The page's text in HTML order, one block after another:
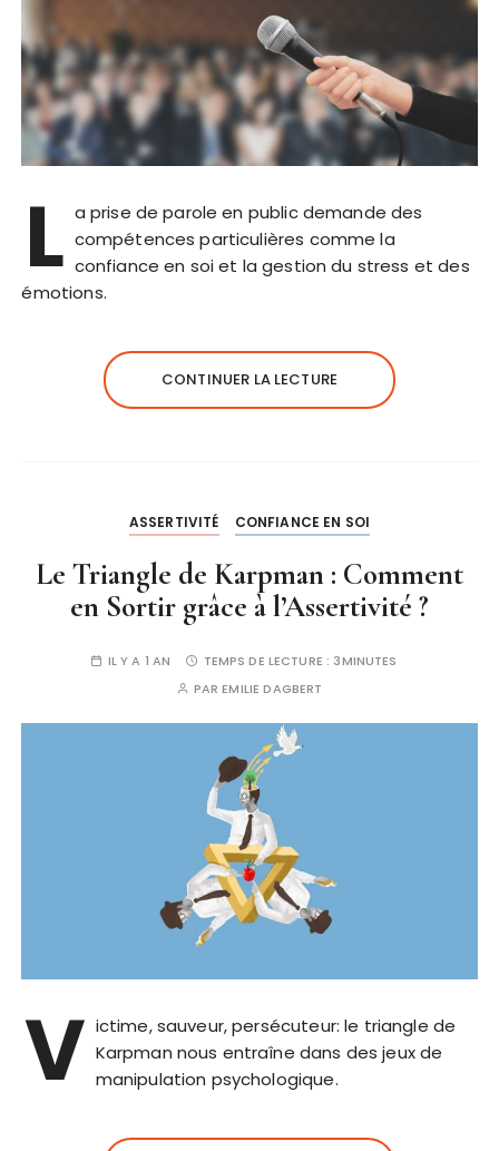
L a prise de parole en public demande des
compétences particulières comme la
confiance en soi et la gestion du stress et des
émotions.
CONTINUER LA LECTURE
ASSERTIVITÉ CONFIANCE EN SOI
Le Triangle de Karpman : Comment
en Sortir grâce à l’Assertivité ?
IL Y A 1 AN TEMPS DE LECTURE : 3MINUTES
PAREMILIE DAGBERT
V ictime, sauveur, persécuteur: le triangle de
Karpman nous entraîne dans des jeux de
manipulation psychologique.